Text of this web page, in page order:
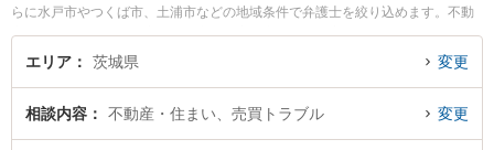
らに水戸市やつくば市、土浦市などの地域条件で弁護士を絞り込めます。不動
産・住まいに関係する立ち退き交渉や家賃交渉、不動産契約解除等の細かな分
野での絞り込み検索もでき便利です。特にさくらの杜法律事務所の塚田 学弁護
ます。『茨城県で土日や夜間に発生した不動産売買トラブルのトラブルを今す
ぐに弁護士に相談したい』『不動産売買トラブルのトラブル解決の実績豊富な
エリア 茨城県 変更
相談内容 不動産・住まい、売買トラブル 変更